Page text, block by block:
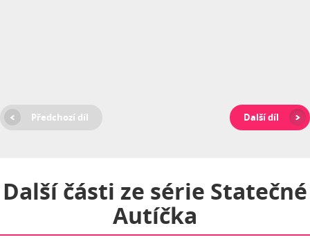
Předchozí díl Další díl
Další části ze série Statečné
Autíčka